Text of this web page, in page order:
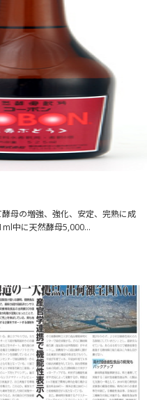
母の増強、強化、安定、完熟に成
中に天然酵母5,000…